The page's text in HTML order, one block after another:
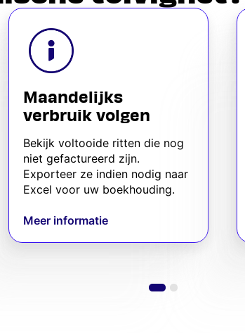
Maandelijks
verbruik volgen
Bekijk voltooide ritten die nog
niet gefactureerd zijn.
Exporteer ze indien nodig naar
Excel voor uw boekhouding.
Meer informatie